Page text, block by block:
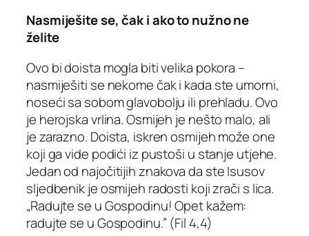
Nasmiješite se, čak i ako to nužno ne
želite
Ovo bi doista mogla biti velika pokora –
nasmiješiti se nekome čak i kada ste umorni,
noseći sa sobom glavobolju ili prehladu. Ovo
je herojska vrlina. Osmijeh je nešto malo, ali
je zarazno. Doista, iskren osmijeh može one
koji ga vide podići iz pustoši u stanje utjehe.
Jedan od najočitijih znakova da ste Isusov
sljedbenik je osmijeh radosti koji zrači s lica.
„Radujte se u Gospodinu! Opet kažem:
radujte se u Gospodinu.” (Fil 4,4)